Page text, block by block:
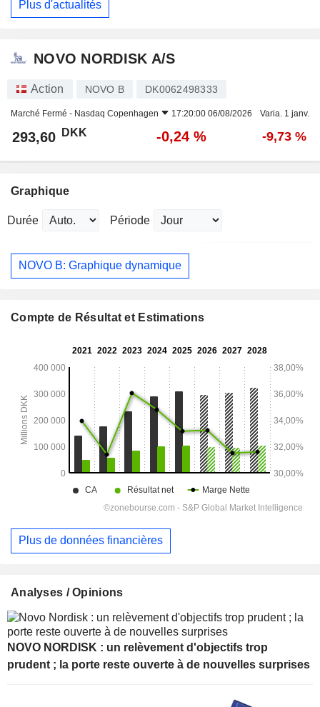
Plus d'actualités
NOVO NORDISK A/S
Action NOVO B DK0062498333
Marché Fermé - Nasdaq Copenhagen 17:20:00 06/08/2026 Varia. 1 janv.
293,60 DKK -0,24 % -9,73 %
Graphique
Durée Période
NOVO B: Graphique dynamique
Compte de Résultat et Estimations
Plus de données financières
Analyses / Opinions
NOVO NORDISK : un relèvement d'objectifs trop
prudent ; la porte reste ouverte à de nouvelles surprises